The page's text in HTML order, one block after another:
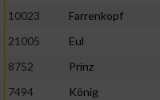
10023
Farrenkopf
21005
Eul
8752
Prinz
7494
König